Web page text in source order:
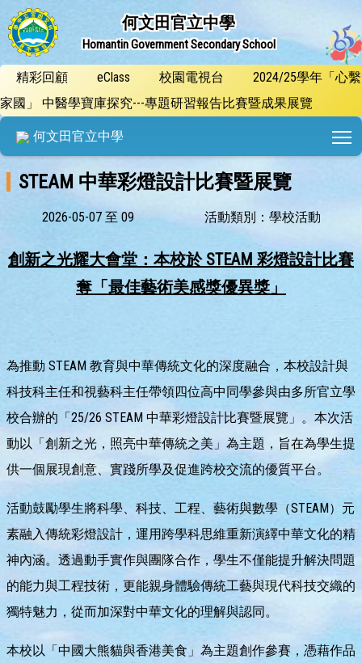
何文田官立中學
Homantin Government Secondary School
精彩回顧 eClass 校園電視台
2024/25學年「心繫
家國」 中醫學寶庫探究---專題研習報告比賽暨成果展覽
何文田官立中學
STEAM 中華彩燈設計比賽暨展覽
2026-05-07 至 09 活動類別：學校活動
創新之光耀大會堂：本校於 STEAM 彩燈設計比賽
奪「最佳藝術美感獎優異獎」
為推動 STEAM 教育與中華傳統文化的深度融合，本校設計與
科技科主任和視藝科主任帶領四位高中同學參與由多所官立學
校合辦的「25/26 STEAM 中華彩燈設計比賽暨展覽」。本次活
動以「創新之光，照亮中華傳統之美」為主題，旨在為學生提
供一個展現創意、實踐所學及促進跨校交流的優質平台。
活動鼓勵學生將科學、科技、工程、藝術與數學（STEAM）元
素融入傳統彩燈設計，運用跨學科思維重新演繹中華文化的精
神內涵。透過動手實作與團隊合作，學生不僅能提升解決問題
的能力與工程技術，更能親身體驗傳統工藝與現代科技交織的
獨特魅力，從而加深對中華文化的理解與認同。
本校以「中國大熊貓與香港美食」為主題創作參賽，憑藉作品